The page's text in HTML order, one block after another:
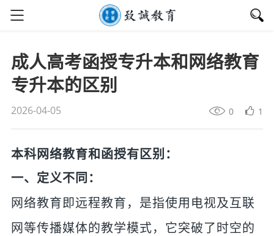
成人高考函授专升本和网络教育
专升本的区别
2026-04-05 0 1
本科网络教育和函授有区别：
一、定义不同：
网络教育即远程教育，是指使用电视及互联
网等传播媒体的教学模式，它突破了时空的